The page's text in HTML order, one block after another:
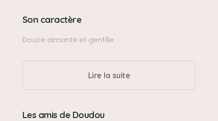
Son caractère
Douce aimante et gentille
Son jouet préféré
Ses petites balles
Son loisir préféré
Lire la suite
Les amis de Doudou